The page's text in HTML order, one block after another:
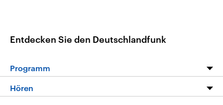
Entdecken Sie den Deutschlandfunk
Programm
Programm
Hören